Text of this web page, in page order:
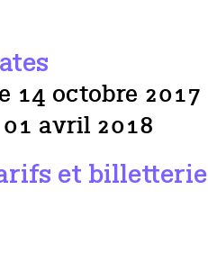
14 octobre 2017
avril 2018
et billetterie